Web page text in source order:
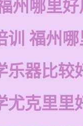
州哪里
训 福州
乐器比较
尤克里里